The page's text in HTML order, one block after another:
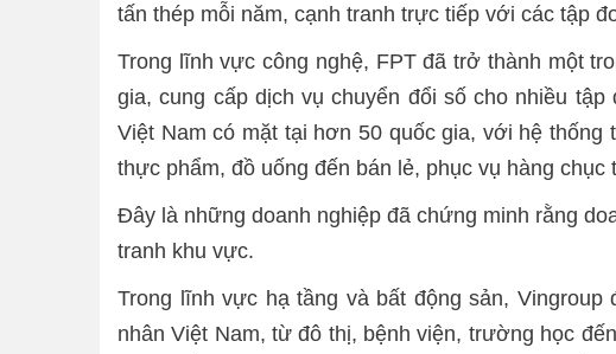
tấn thép mỗi năm, cạnh tranh trực tiếp với các tập
Trong lĩnh vực công nghệ, FPT đã trở thành một
gia, cung cấp dịch vụ chuyển đổi số cho nhiều
Việt Nam có mặt tại hơn 50 quốc gia, với hệ
thực phẩm, đồ uống đến bán lẻ, phục vụ hàng
Đây là những doanh nghiệp đã chứng minh rằng
tranh khu vực.
Trong lĩnh vực hạ tầng và bất động sản,
nhân Việt Nam, từ đô thị, bệnh viện, trường học